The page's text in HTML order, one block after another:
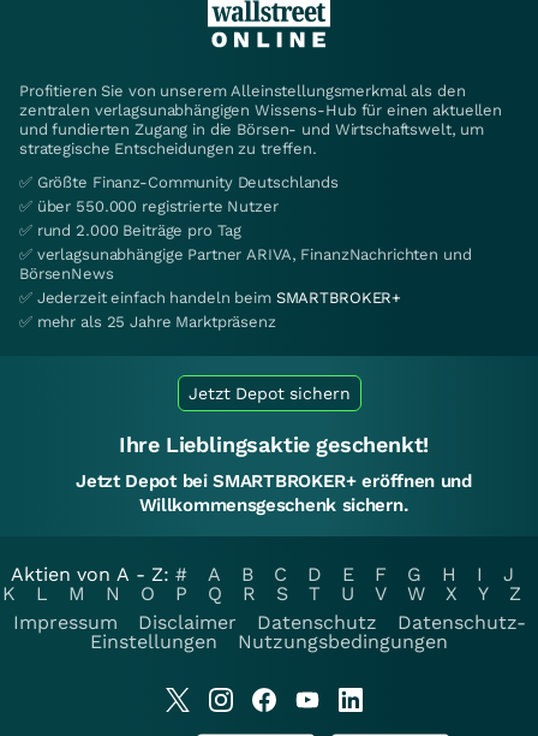
Profitieren Sie von unserem Alleinstellungsmerkmal als den
zentralen verlagsunabhängigen Wissens-Hub für einen aktuellen
und fundierten Zugang in die Börsen- und Wirtschaftswelt, um
strategische Entscheidungen zu treffen.
✅ Größte Finanz-Community Deutschlands
✅ über 550.000 registrierte Nutzer
✅ rund 2.000 Beiträge pro Tag
✅ verlagsunabhängige Partner ARIVA, FinanzNachrichten und
BörsenNews
✅ Jederzeit einfach handeln beim SMARTBROKER+
✅ mehr als 25 Jahre Marktpräsenz
Jetzt Depot sichern
Ihre Lieblingsaktie geschenkt!
Jetzt Depot bei SMARTBROKER+ eröffnen und
Willkommensgeschenk sichern.
Aktien von A - Z: # A B C D E F G H I
J
K
L M N O P Q R S T U V W X Y
Z
Impressum
Disclaimer Datenschutz
Datenschutz-
Einstellungen
Nutzungsbedingungen